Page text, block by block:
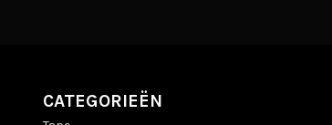
CATEGORIEËN